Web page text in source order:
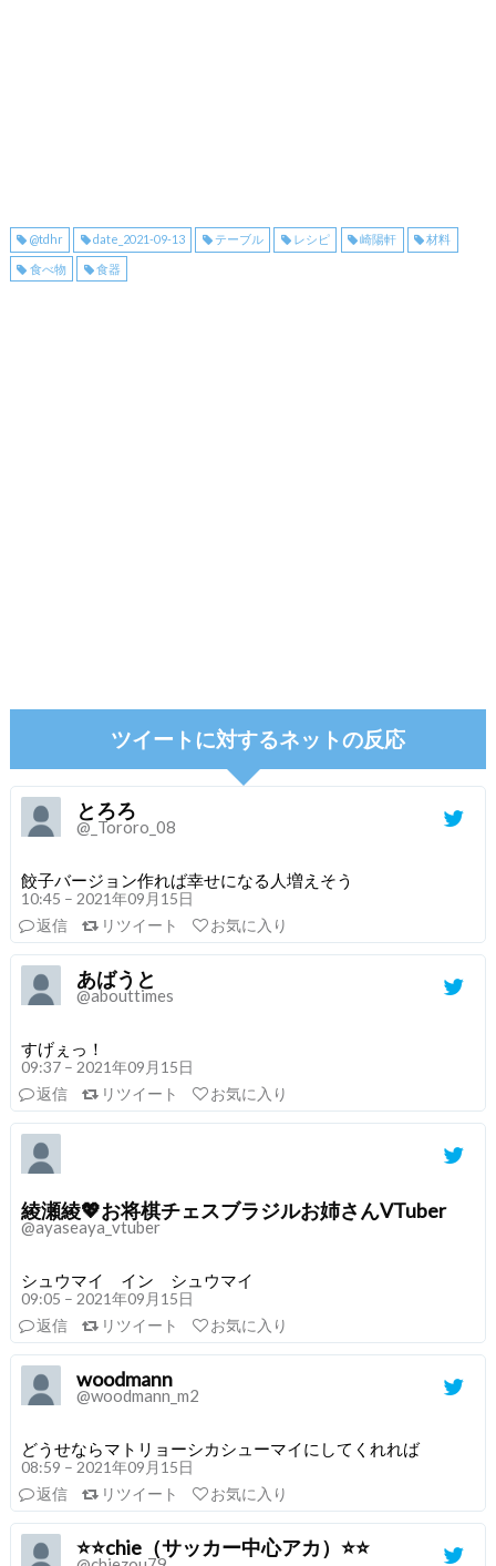
@tdhr date_2021-09-13 テーブル レシピ 崎陽軒 材料
食べ物 食器
ツイートに対するネットの反応
とろろ
@_Tororo_08
餃子バージョン作れば幸せになる人増えそう
10:45 – 2021年09月15日
返信
リツイート お気に入り
あばうと
@abouttimes
すげぇっ！
09:37 – 2021年09月15日
返信
リツイート お気に入り
綾瀬綾💖お将棋チェスブラジルお姉さんVTuber
@ayaseaya_vtuber
シュウマイ イン シュウマイ
09:05 – 2021年09月15日
返信
リツイート お気に入り
woodmann
@woodmann_m2
どうせならマトリョーシカシューマイにしてくれれば
08:59 – 2021年09月15日
返信
リツイート お気に入り
⭐⭐chie（サッカー中心アカ）⭐⭐